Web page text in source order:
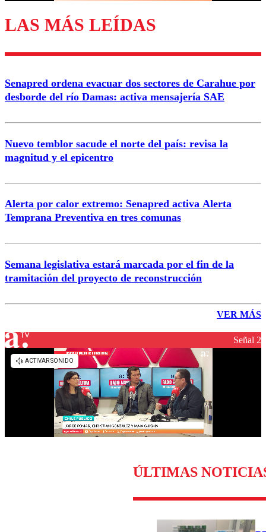
LAS MÁS LEÍDAS
Senapred ordena evacuar dos sectores de Carahue por
desborde del río Damas: activa mensajería SAE
Nuevo temblor sacude el norte del país: revisa la
magnitud y el epicentro
Alerta por calor extremo: Senapred activa Alerta
Temprana Preventiva en tres comunas
Semana legislativa estará marcada por el fin de la
tramitación del proyecto de reconstrucción
VER MÁS
Señal 2
ÚLTIMAS